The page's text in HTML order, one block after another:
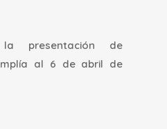
presentación de
al 6 de abril de